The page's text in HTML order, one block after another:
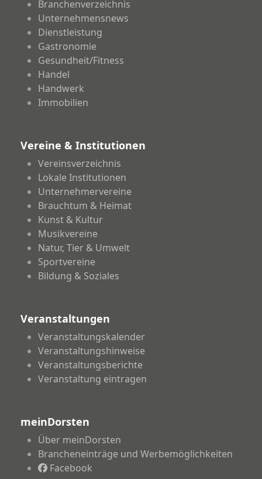
Branchenverzeichnis
Unternehmensnews
Dienstleistung
Gastronomie
Gesundheit/Fitness
Handel
Handwerk
Immobilien
Vereine & Institutionen
Vereinsverzeichnis
Lokale Institutionen
Unternehmervereine
Brauchtum & Heimat
Kunst & Kultur
Musikvereine
Natur, Tier & Umwelt
Sportvereine
Bildung & Soziales
Veranstaltungen
Veranstaltungskalender
Veranstaltungshinweise
Veranstaltungsberichte
Veranstaltung eintragen
meinDorsten
Über meinDorsten
Brancheneinträge und Werbemöglichkeiten
Facebook